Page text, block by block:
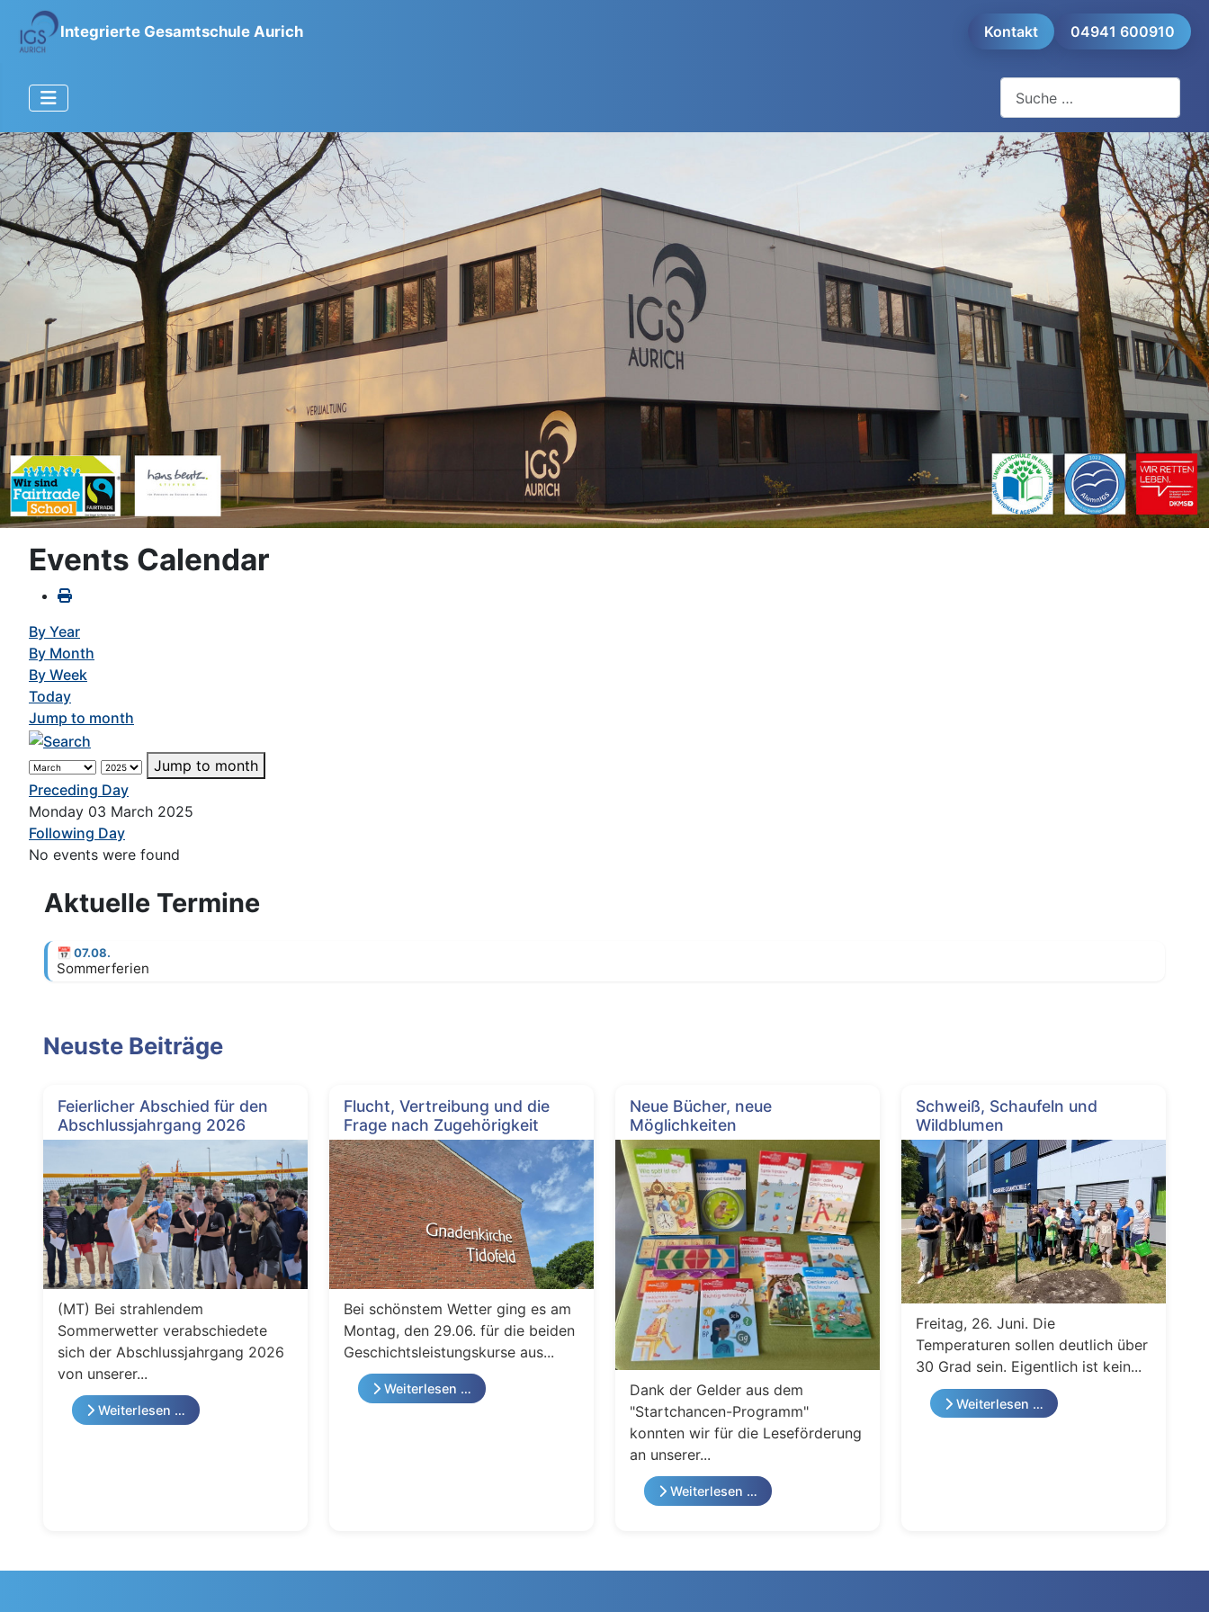
Integrierte Gesamtschule Aurich Kontakt 04941 600910
Events Calendar
By Year
By Month
By Week
Today
Jump to month
Jump to month
Preceding Day
Monday 03 March 2025
Following Day
No events were found
Aktuelle Termine
📅 07.08.
Sommerferien
Neuste Beiträge
Feierlicher Abschied für den
Abschlussjahrgang 2026
(MT) Bei strahlendem
Sommerwetter verabschiedete
sich der Abschlussjahrgang 2026
von unserer...
Weiterlesen …
Flucht, Vertreibung und die
Frage nach Zugehörigkeit
Bei schönstem Wetter ging es am
Montag, den 29.06. für die beiden
Geschichtsleistungskurse aus...
Weiterlesen …
Neue Bücher, neue
Möglichkeiten
Dank der Gelder aus dem
"Startchancen-Programm"
konnten wir für die Leseförderung
an unserer...
Weiterlesen …
Schweiß, Schaufeln und
Wildblumen
Freitag, 26. Juni. Die
Temperaturen sollen deutlich über
30 Grad sein. Eigentlich ist kein...
Weiterlesen …